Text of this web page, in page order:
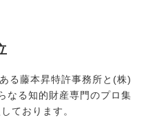
る藤本昇特許事務所と(株)
なる知的財産専門のプロ集
ております。